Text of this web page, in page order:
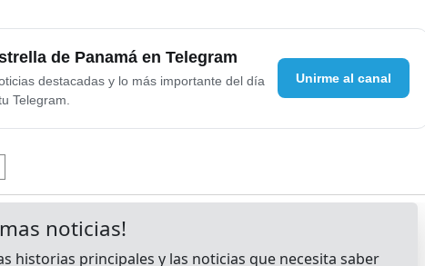
de Panamá en Telegram
destacadas y lo más importante del día
Telegram.
Unirme al canal